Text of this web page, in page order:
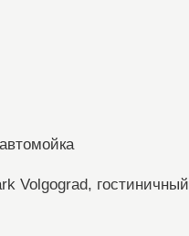
Volgograd, гостиничный